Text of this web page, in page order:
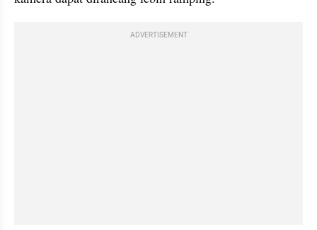
ADVERTISEMENT